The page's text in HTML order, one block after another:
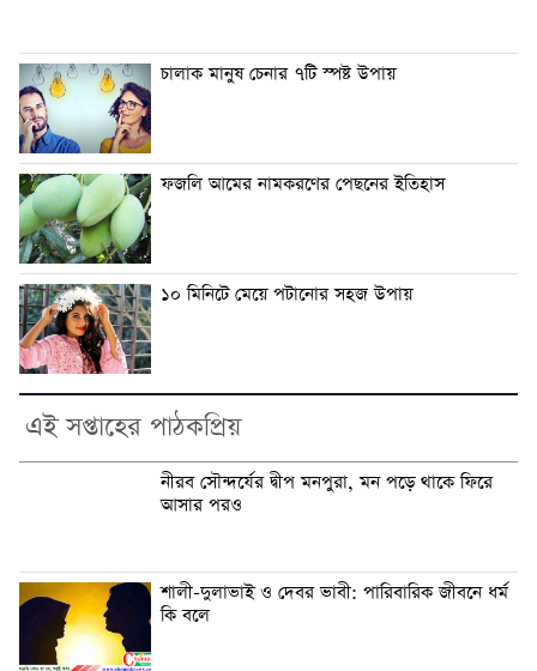
চালাক মানুষ চেনার ৭টি স্পষ্ট উপায়
ফজলি আমের নামকরণের পেছনের ইতিহাস
১০ মিনিটে মেয়ে পটানোর সহজ উপায়
এই সপ্তাহের পাঠকপ্রিয়
নীরব সৌন্দর্যের দ্বীপ মনপুরা, মন পড়ে থাকে ফিরে
আসার পরও
শালী-দুলাভাই ও দেবর ভাবী: পারিবারিক জীবনে ধর্ম
কি বলে